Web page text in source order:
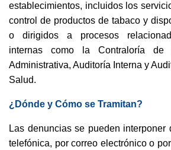
establecimientos, incluidos los
control de productos de tabaco y
o dirigidos a procesos
internas como la Contraloría de
Administrativa, Auditoría Interna y
Salud.
¿Dónde y Cómo se Tramitan?
Las denuncias se pueden interponer
telefónica, por correo electrónico o